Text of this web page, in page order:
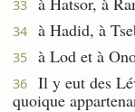
33
34 à Hadid, à
35 à Lod et à
36
Il y eut des
quoique